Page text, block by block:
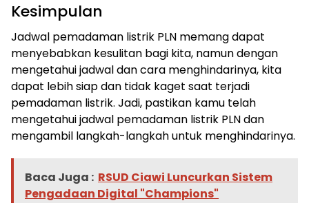
Kesimpulan
Jadwal pemadaman listrik PLN memang dapat
menyebabkan kesulitan bagi kita, namun dengan
mengetahui jadwal dan cara menghindarinya, kita
dapat lebih siap dan tidak kaget saat terjadi
pemadaman listrik. Jadi, pastikan kamu telah
mengetahui jadwal pemadaman listrik PLN dan
mengambil langkah-langkah untuk menghindarinya.
Baca Juga : RSUD Ciawi Luncurkan Sistem
Pengadaan Digital "Champions"